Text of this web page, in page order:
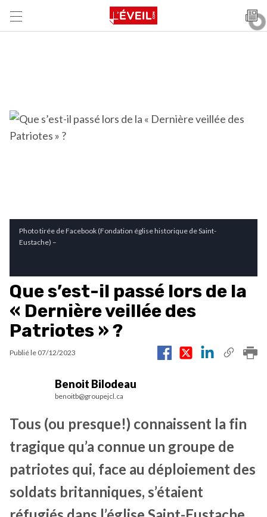
Photo tirée de Facebook (Fondation église historique de Saint-
Eustache) –
Que s’est-il passé lors de la
« Dernière veillée des
Patriotes » ?
Publié le 07/12/2023
Benoit Bilodeau
benoitb@groupejcl.ca
Tous (ou presque!) connaissent la fin
tragique qu’a connue un groupe de
patriotes qui, face au déploiement des
soldats britanniques, s’étaient